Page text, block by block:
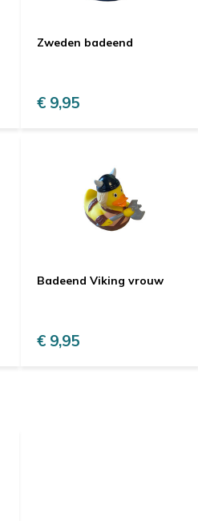
Zweden badeend
€ 9,95
Badeend Viking vrouw
€ 9,95